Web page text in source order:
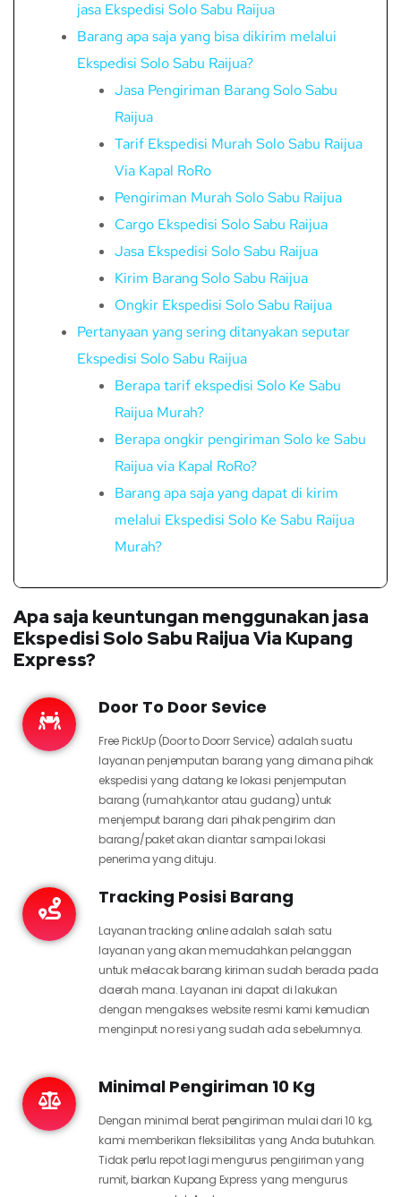
jasa Ekspedisi Solo Sabu Raijua
Barang apa saja yang bisa dikirim melalui
Ekspedisi Solo Sabu Raijua?
Jasa Pengiriman Barang Solo Sabu
Raijua
Tarif Ekspedisi Murah Solo Sabu Raijua
Via Kapal RoRo
Pengiriman Murah Solo Sabu Raijua
Cargo Ekspedisi Solo Sabu Raijua
Jasa Ekspedisi Solo Sabu Raijua
Kirim Barang Solo Sabu Raijua
Ongkir Ekspedisi Solo Sabu Raijua
Pertanyaan yang sering ditanyakan seputar
Ekspedisi Solo Sabu Raijua
Berapa tarif ekspedisi Solo Ke Sabu
Raijua Murah?
Berapa ongkir pengiriman Solo ke Sabu
Raijua via Kapal RoRo?
Barang apa saja yang dapat di kirim
melalui Ekspedisi Solo Ke Sabu Raijua
Murah?
Apa saja keuntungan menggunakan jasa
Ekspedisi Solo Sabu Raijua Via Kupang
Express?
Door To Door Sevice
Free PickUp (Door to Doorr Service) adalah suatu
layanan penjemputan barang yang dimana pihak
ekspedisi yang datang ke lokasi penjemputan
barang (rumah,kantor atau gudang) untuk
menjemput barang dari pihak pengirim dan
barang/paket akan diantar sampai lokasi
penerima yang dituju.
Tracking Posisi Barang
Layanan tracking online adalah salah satu
layanan yang akan memudahkan pelanggan
untuk melacak barang kiriman sudah berada pada
daerah mana. Layanan ini dapat di lakukan
dengan mengakses website resmi kami kemudian
menginput no resi yang sudah ada sebelumnya.
Minimal Pengiriman 10 Kg
Dengan minimal berat pengiriman mulai dari 10 kg,
kami memberikan fleksibilitas yang Anda butuhkan.
Tidak perlu repot lagi mengurus pengiriman yang
rumit, biarkan Kupang Express yang mengurus